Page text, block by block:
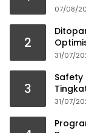
07/08/
2
2026
31/07/
3
Safety
31/07/